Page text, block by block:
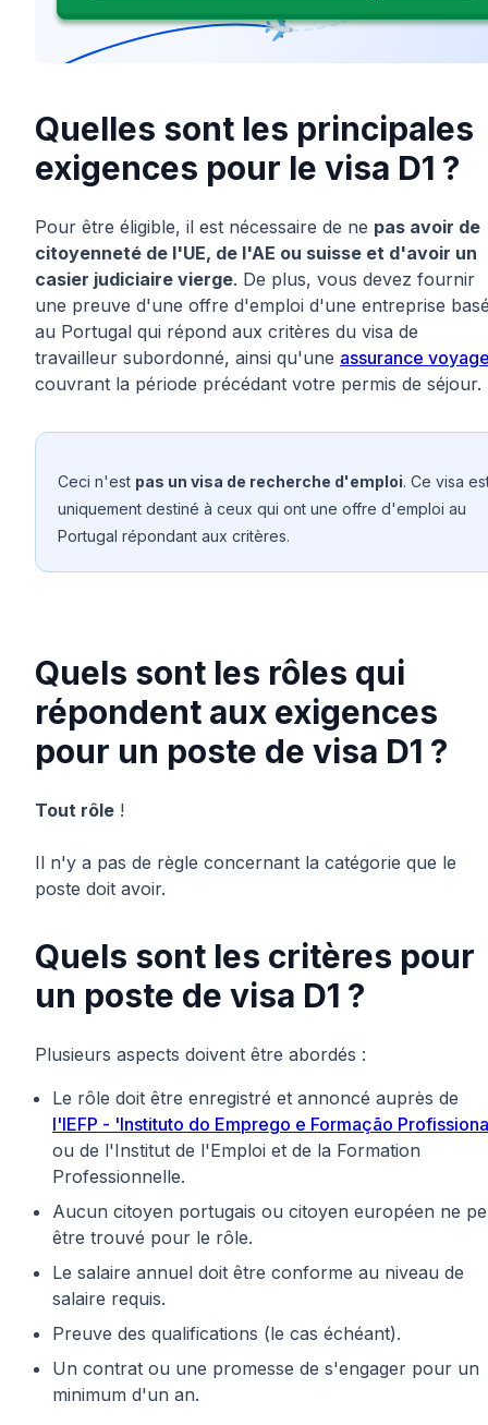
Quelles sont les principales
exigences pour le visa D1 ?
Pour être éligible, il est nécessaire de ne pas avoir de
citoyenneté de l'UE, de l'AE ou suisse et d'avoir un
casier judiciaire vierge. De plus, vous devez fournir
une preuve d'une offre d'emploi d'une entreprise
au Portugal qui répond aux critères du visa de
travailleur subordonné, ainsi qu'une assurance
couvrant la période précédant votre permis de séjour.
Ceci n'est pas un visa de recherche d'emploi. Ce visa
uniquement destiné à ceux qui ont une offre d'emploi au
Portugal répondant aux critères.
Quels sont les rôles qui
répondent aux exigences
pour un poste de visa D1 ?
Tout rôle !
Il n'y a pas de règle concernant la catégorie que le
poste doit avoir.
Quels sont les critères pour
un poste de visa D1 ?
Plusieurs aspects doivent être abordés :
Le rôle doit être enregistré et annoncé auprès de
l'IEFP - 'Instituto do Emprego e Formação
ou de l'Institut de l'Emploi et de la Formation
Professionnelle.
Aucun citoyen portugais ou citoyen européen ne
être trouvé pour le rôle.
Le salaire annuel doit être conforme au niveau de
salaire requis.
Preuve des qualifications (le cas échéant).
Un contrat ou une promesse de s'engager pour un
minimum d'un an.